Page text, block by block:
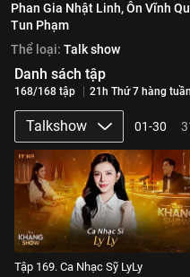
Phan Gia Nhật Linh,Ôn Vĩnh
Tun Phạm
Thể loại: Talk show
Danh sách tập
168/168 tập 21h Thứ 7 hàng tuần
Talkshow 01-30
Tập 169. Ca Nhạc Sỹ LyLy